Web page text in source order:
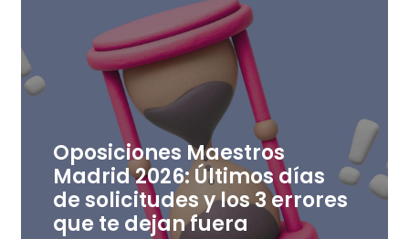
Oposiciones Maestros
Madrid 2026: Últimos días
de solicitudes y los 3 errores
que te dejan fuera